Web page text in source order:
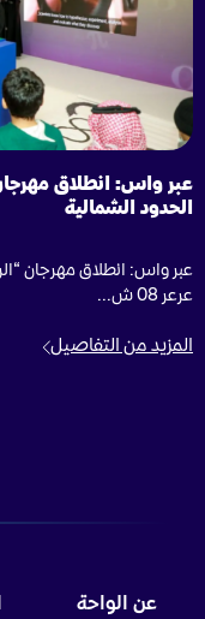
عبر واس: انطلاق
الحدود الشمالية
عبر واس: انطلاق مهرجان
عرعر 08 ش...
المزيد من التفاصيل
عن الواحة